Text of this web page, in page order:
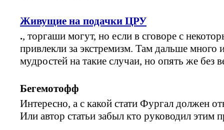
Живущие на подачки ЦРУ
., торгаши могут, но если в сговоре с
привлекли за экстремизм. Там дальше много
мудростей на такие случаи, но опять же без
Бегемотофф
Интересно, а с какой стати Фургал должен
Или автор статьи забыл кто руководил этим